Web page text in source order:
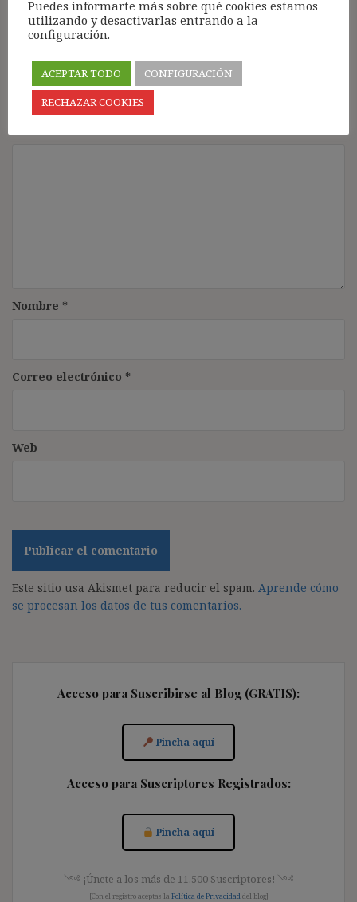
Deja una respuesta
Tu dirección de correo electrónico no será publicada.
campos obligatorios están marcados con
Nombre *
Correo electrónico *
Web
Este sitio usa Akismet para reducir el spam. Aprende cómo
se procesan los datos de tus comentarios.
Acceso para Suscribirse al Blog (GRATIS):
Pincha aquí
Acceso para Suscriptores Registrados:
Pincha aquí
༺ ¡Únete a los más de 11.500 Suscriptores! ༺
[Con el registro aceptas la Política de Privacidad del blog]
Puedes informarte más sobre qué cookies estamos
utilizando y desactivarlas entrando a la
configuración.
ACEPTAR TODO
CONFIGURACIÓN
RECHAZAR COOKIES